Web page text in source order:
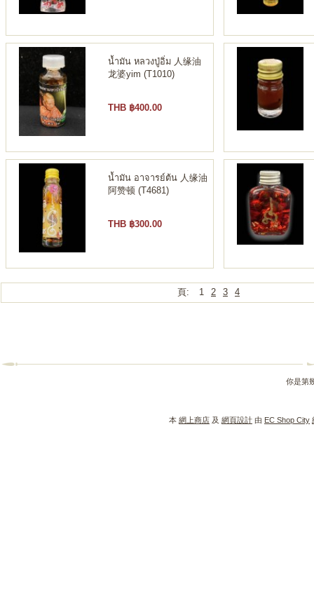
น้ำมัน หลวงปู่อิ่ม 人缘油
龙婆yim (T1010)
THB ฿400.00
น้ำมัน อาจารย์ต้น 人缘油
阿赞顿 (T4681)
THB ฿300.00
頁: 1 2 3 4
你是第
本 網上商店 及 網頁設計 由 EC Shop City